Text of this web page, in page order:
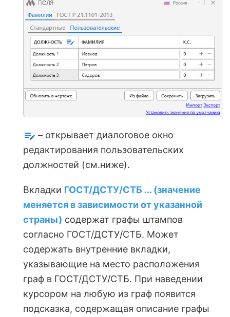
– открывает диалоговое окно
редактирования пользовательских
должностей (см.ниже).
Вкладки ГОСТ/ДСТУ/СТБ ... (значение
меняется в зависимости от указанной
страны) содержат графы штампов
согласно ГОСТ/ДСТУ/СТБ. Может
содержать внутренние вкладки,
указывающие на место расположения
граф в ГОСТ/ДСТУ/СТБ. При наведении
курсором на любую из граф появится
подсказка, содержащая описание графы